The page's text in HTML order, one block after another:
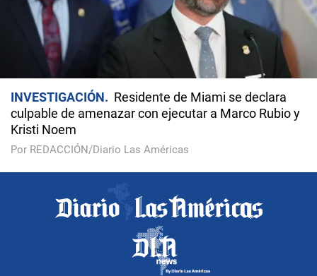
INVESTIGACIÓN
Residente de Miami se declara
culpable de amenazar con ejecutar a Marco Rubio y
Kristi Noem
Por REDACCIÓN/Diario Las Américas